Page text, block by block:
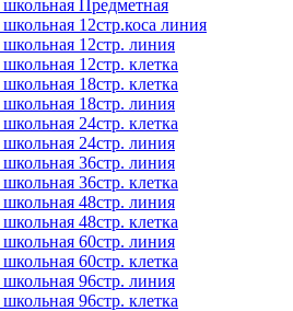
школьная Предметная
школьная 12стр.коса линия
школьная 12стр. линия
школьная 12стр. клетка
школьная 18стр. клетка
школьная 18стр. линия
школьная 24стр. клетка
школьная 24стр. линия
школьная 36стр. линия
школьная 36стр. клетка
школьная 48стр. линия
школьная 48стр. клетка
школьная 60стр. линия
школьная 60стр. клетка
школьная 96стр. линия
школьная 96стр. клетка